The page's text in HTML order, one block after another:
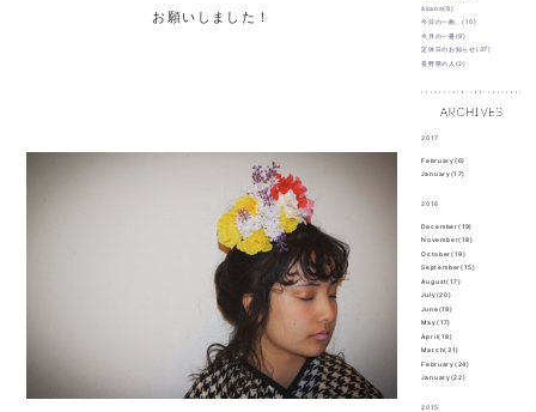
お願いしました！
asano(8)
今日の一曲。(10)
今月の一冊(9)
定休日のお知らせ(37)
長野県の人(2)
2017
February(6)
January(17)
2016
December(19)
November(18)
October(19)
September(15)
August(17)
July(20)
June(19)
May(17)
April(18)
March(31)
February(24)
January(22)
2015